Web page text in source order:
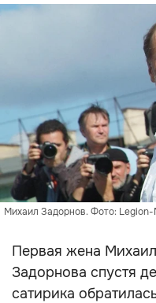
Михаил Задорнов. Фото: Legion-
Первая жена
Задорнова спустя
сатирика